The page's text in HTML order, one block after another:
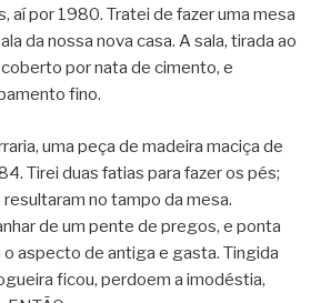
aí por 1980. Tratei de fazer uma mesa
da nossa nova casa. A sala, tirada ao
por nata de cimento, e
fino.
uma peça de madeira maciça de
Tirei duas fatias para fazer os pés;
no tampo da mesa.
de um pente de pregos, e ponta
aspecto de antiga e gasta. Tingida
ficou, perdoem a imodéstia,